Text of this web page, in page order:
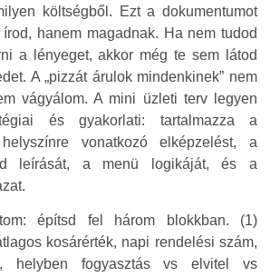
költségből. Ezt a dokumentumot
hanem magadnak. Ha nem tudod
a lényeget, akkor még te sem látod
A „pizzát árulok mindenkinek” nem
vágyálom. A mini üzleti terv legyen
és gyakorlati: tartalmazza a
vonatkozó elképzelést, a
leírását, a menü logikáját, és a
építsd fel három blokkban. (1)
kosárérték, napi rendelési szám,
helyben fogyasztás vs elvitel vs